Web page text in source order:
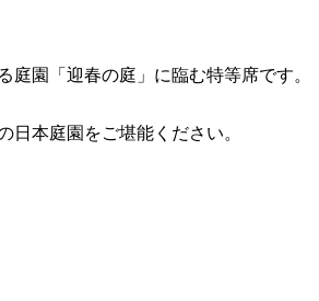
園「迎春の庭」に臨む特等席です。
本庭園をご堪能ください。